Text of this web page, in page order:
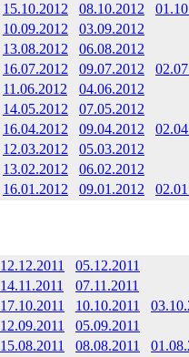
15.10.2012 08.10.2012
10.09.2012
03.09.2012
13.08.2012
06.08.2012
16.07.2012 09.07.2012
11.06.2012
04.06.2012
14.05.2012
07.05.2012
16.04.2012 09.04.2012
12.03.2012
05.03.2012
13.02.2012
06.02.2012
16.01.2012 09.01.2012
12.12.2011
05.12.2011
14.11.2011
07.11.2011
17.10.2011 10.10.2011
12.09.2011
05.09.2011
15.08.2011 08.08.2011